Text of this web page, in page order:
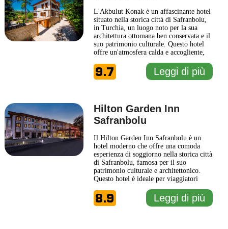
L'Akbulut Konak è un affascinante hotel
situato nella storica città di Safranbolu,
in Turchia, un luogo noto per la sua
architettura ottomana ben conservata e il
suo patrimonio culturale. Questo hotel
offre un'atmosfera calda e accogliente,
un'esperienza autentica nella regione. Le
camere sono arredate con gusto,
9.7 Leggi di più
Hilton Garden Inn
Safranbolu
Il Hilton Garden Inn Safranbolu è un
hotel moderno che offre una comoda
esperienza di soggiorno nella storica città
di Safranbolu, famosa per il suo
patrimonio culturale e architettonico.
Questo hotel è ideale per viaggiatori
centrale che permette facile accesso alle
principali attrazioni locali, tra cui le
8.9 Leggi di più